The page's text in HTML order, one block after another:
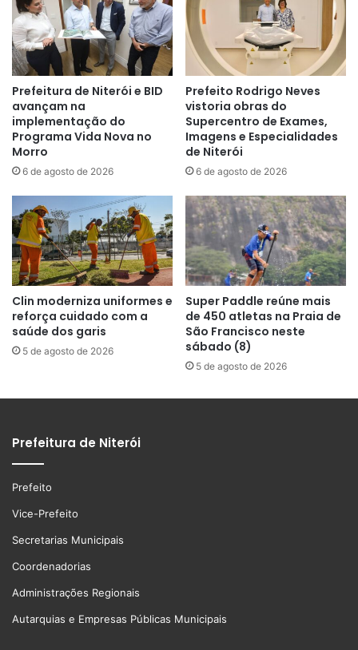
Prefeitura de Niterói e BID
avançam na
implementação do
Programa Vida Nova no
Morro
6 de agosto de 2026
Prefeito Rodrigo Neves
vistoria obras do
Supercentro de Exames,
Imagens e Especialidades
de Niterói
6 de agosto de 2026
Clin moderniza uniformes e
reforça cuidado com a
saúde dos garis
5 de agosto de 2026
Super Paddle reúne mais
de 450 atletas na Praia de
São Francisco neste
sábado (8)
5 de agosto de 2026
Prefeitura de Niterói
Prefeito
Vice-Prefeito
Secretarias Municipais
Coordenadorias
Administrações Regionais
Autarquias e Empresas Públicas Municipais